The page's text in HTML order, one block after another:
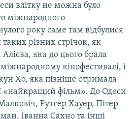
влітку не можна було
міжнародного
року саме там відбулися
таких різних стрічок, як
яка до цього брала
кінофестивалі, і
Хо, яка пізніше отримала
«найкращий фільм». До Одеси
Рутгер Хауер, Пітер
Іванна Сахно та інші